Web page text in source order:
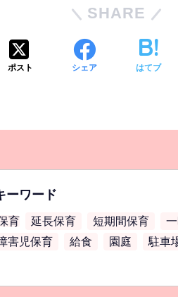
SHARE
ポスト シェア はてブ
ーワード
育 延長保育 短期間保育
害児保育 給食 園庭 駐車